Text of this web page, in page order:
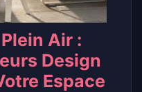
Air :
Design
Espace